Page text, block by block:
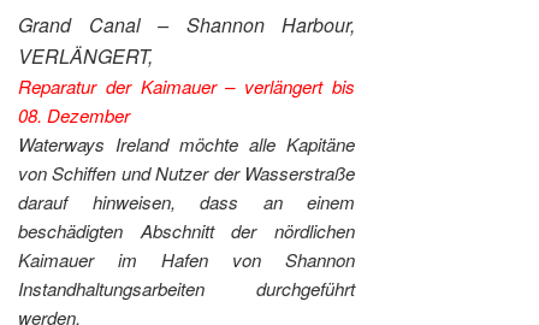
Grand Canal – Shannon Harbour,
VERLÄNGERT,
Reparatur der Kaimauer – verlängert bis
08. Dezember
Waterways Ireland möchte alle Kapitäne
von Schiffen und Nutzer der Wasserstraße
darauf hinweisen, dass an einem
beschädigten Abschnitt der nördlichen
Kaimauer im Hafen von Shannon
Instandhaltungsarbeiten durchgeführt
werden.